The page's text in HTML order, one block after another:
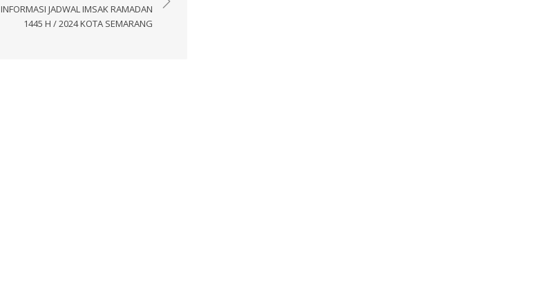
INFORMASI JADWAL IMSAK RAMADAN
1445 H / 2024 KOTA SEMARANG